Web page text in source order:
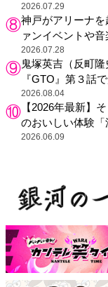
ェ」がリニューア
2026.07.29
神戸がアリーナを
ァンイベントや
活性化
2026.07.28
鬼塚英吉（反町
『GTO』第３話
2026.08.04
【2026年最新】
のおいしい体験
2026.06.09